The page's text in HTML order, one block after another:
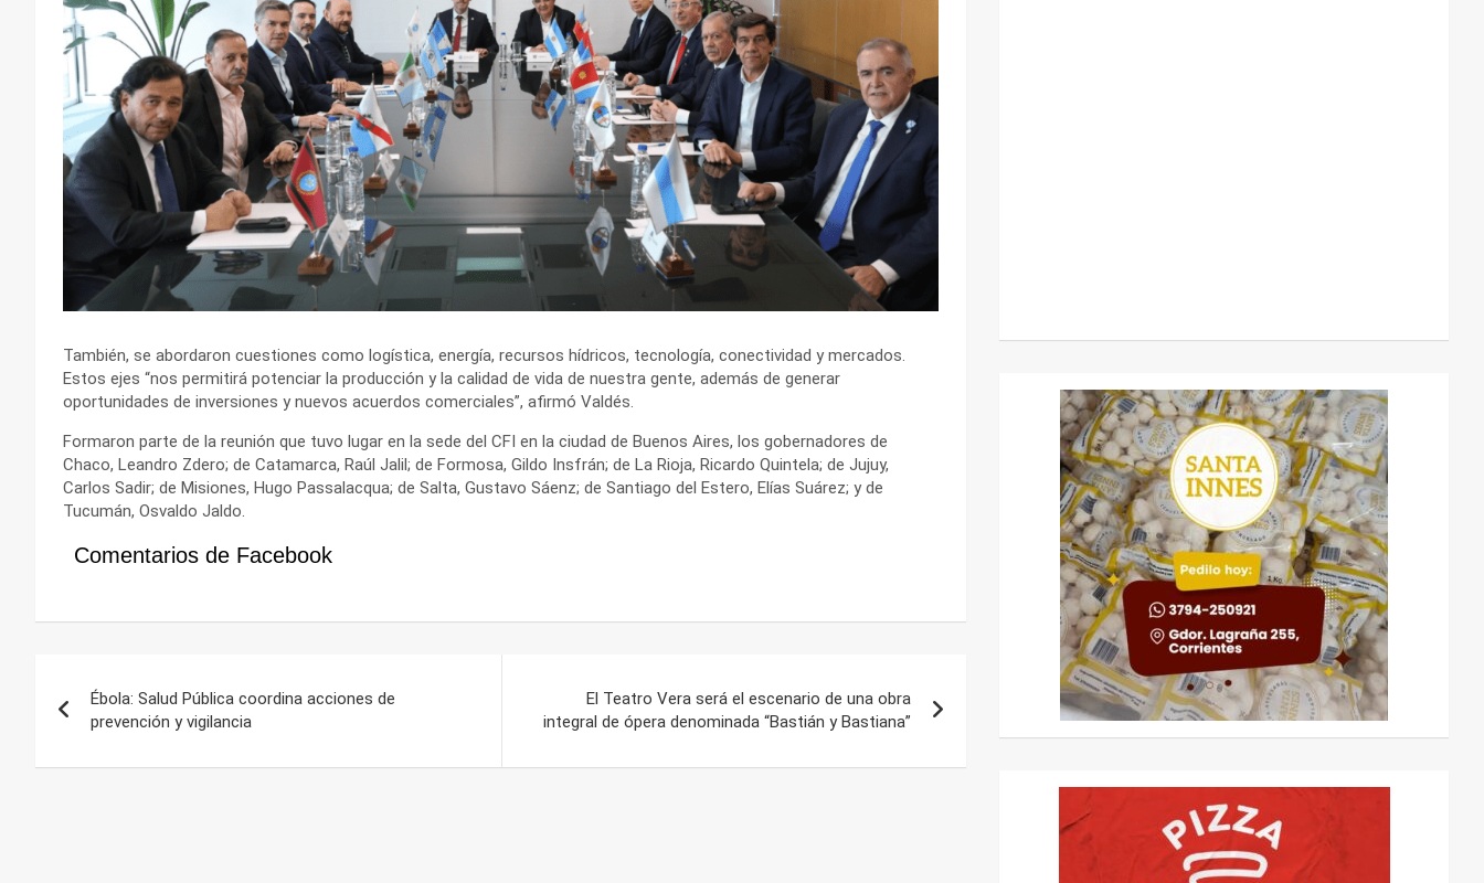
También, se abordaron cuestiones como logística, energía, recursos hídricos, tecnología, conectividad y mercados.
Estos ejes “nos permitirá potenciar la producción y la calidad de vida de nuestra gente, además de generar
oportunidades de inversiones y nuevos acuerdos comerciales”, afirmó Valdés.
Formaron parte de la reunión que tuvo lugar en la sede del CFI en la ciudad de Buenos Aires, los gobernadores de
Chaco, Leandro Zdero; de Catamarca, Raúl Jalil; de Formosa, Gildo Insfrán; de La Rioja, Ricardo Quintela; de Jujuy,
Carlos Sadir; de Misiones, Hugo Passalacqua; de Salta, Gustavo Sáenz; de Santiago del Estero, Elías Suárez; y de
Tucumán, Osvaldo Jaldo.
Comentarios de Facebook
de
entradas
Ébola: Salud Pública coordina acciones de
prevención y vigilancia
El Teatro Vera será el escenario de una obra
integral de ópera denominada “Bastián y Bastiana”